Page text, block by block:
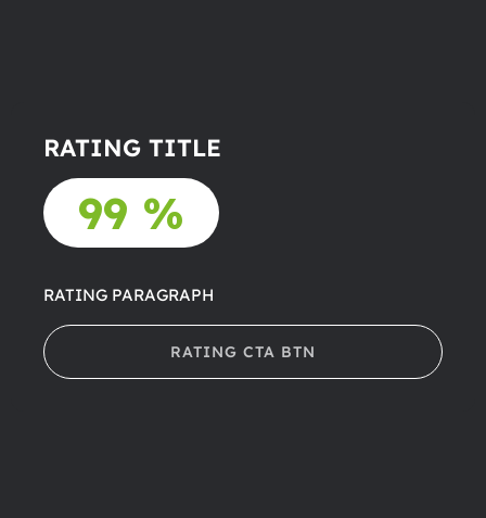
RATING TITLE
99 %
RATING PARAGRAPH
RATING CTA BTN